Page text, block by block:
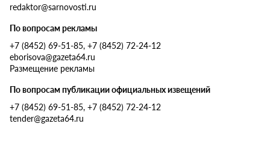
redaktor@sarnovosti.ru
По вопросам рекламы
+7 (8452) 69-51-85, +7 (8452) 72-24-12
eborisova@gazeta64.ru
Размещение рекламы
По вопросам публикации официальных извещений
+7 (8452) 69-51-85, +7 (8452) 72-24-12
tender@gazeta64.ru